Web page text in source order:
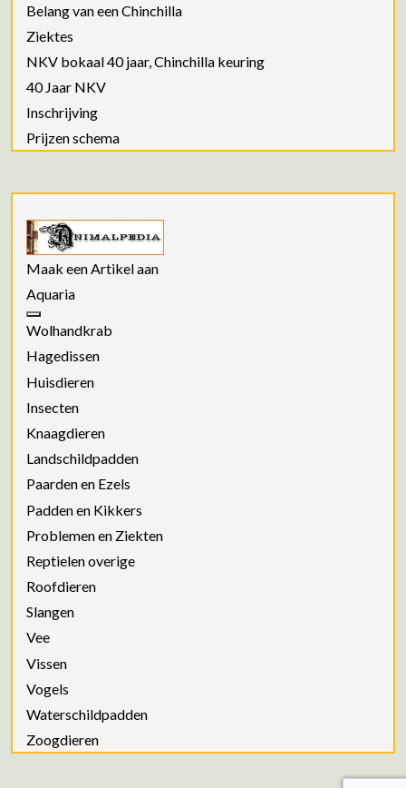
Belang van een Chinchilla
Ziektes
NKV bokaal 40 jaar, Chinchilla keuring
40 Jaar NKV
Inschrijving
Prijzen schema
Maak een Artikel aan
Aquaria
Wolhandkrab
Hagedissen
Huisdieren
Insecten
Knaagdieren
Landschildpadden
Paarden en Ezels
Padden en Kikkers
Problemen en Ziekten
Reptielen overige
Roofdieren
Slangen
Vee
Vissen
Vogels
Waterschildpadden
Zoogdieren